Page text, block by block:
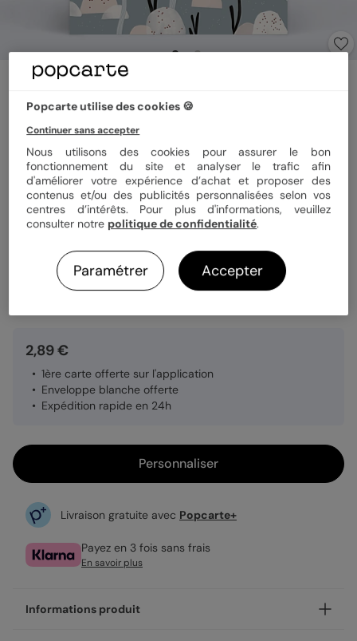
Carte postale
l'eau
Format 12x17 cm
Quantité 1 carte
2,89 €
1ère carte offerte sur l'application
Enveloppe blanche offerte
Expédition rapide en 24h
Personnaliser
Livraison gratuite avec Popcarte+
Payez en 3 fois sans frais
En savoir plus
Informations produit
Popcarte utilise des cookies 🍪
Continuer sans accepter
Nous utilisons des cookies pour assurer le bon
fonctionnement du site et analyser le trafic afin
d'améliorer votre expérience d’achat et proposer des
contenus et/ou des publicités personnalisées selon vos
centres d’intérêts. Pour plus d'informations, veuillez
consulter notre politique de confidentialité.
Paramétrer Accepter